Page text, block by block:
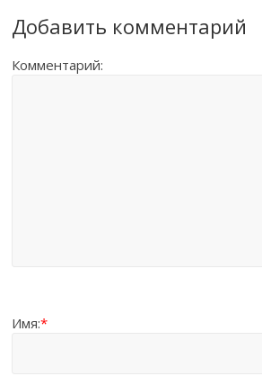
Добавить комментарий
Комментарий:
Имя:*